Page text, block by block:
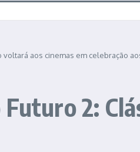
voltará aos cinemas em celebração
2: